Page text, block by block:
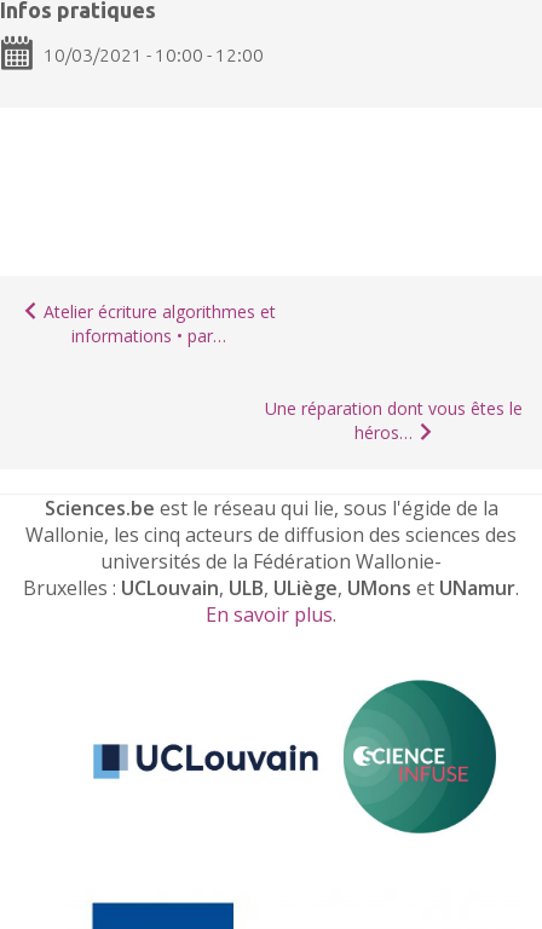
Infos pratiques
10/03/2021 - 10:00 - 12:00
Atelier écriture algorithmes et
informations • par…
Une réparation dont vous êtes le
héros…
Sciences.be est le réseau qui lie, sous l'égide de la
Wallonie, les cinq acteurs de diffusion des sciences des
universités de la Fédération Wallonie-
Bruxelles : UCLouvain, ULB, ULiège, UMons et UNamur.
En savoir plus.